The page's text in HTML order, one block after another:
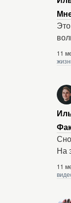
11
На
11